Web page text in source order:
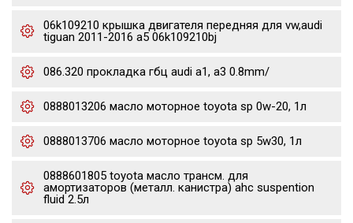
06k109210 крышка двигателя передняя для vw,audi
tiguan 2011-2016 a5 06k109210bj
086.320 прокладка гбц audi a1, a3 0.8mm/
0888013206 масло моторное toyota sp 0w-20, 1л
0888013706 масло моторное toyota sp 5w30, 1л
0888601805 toyota масло трансм. для
амортизаторов (металл. канистра) ahc suspention
fluid 2.5л